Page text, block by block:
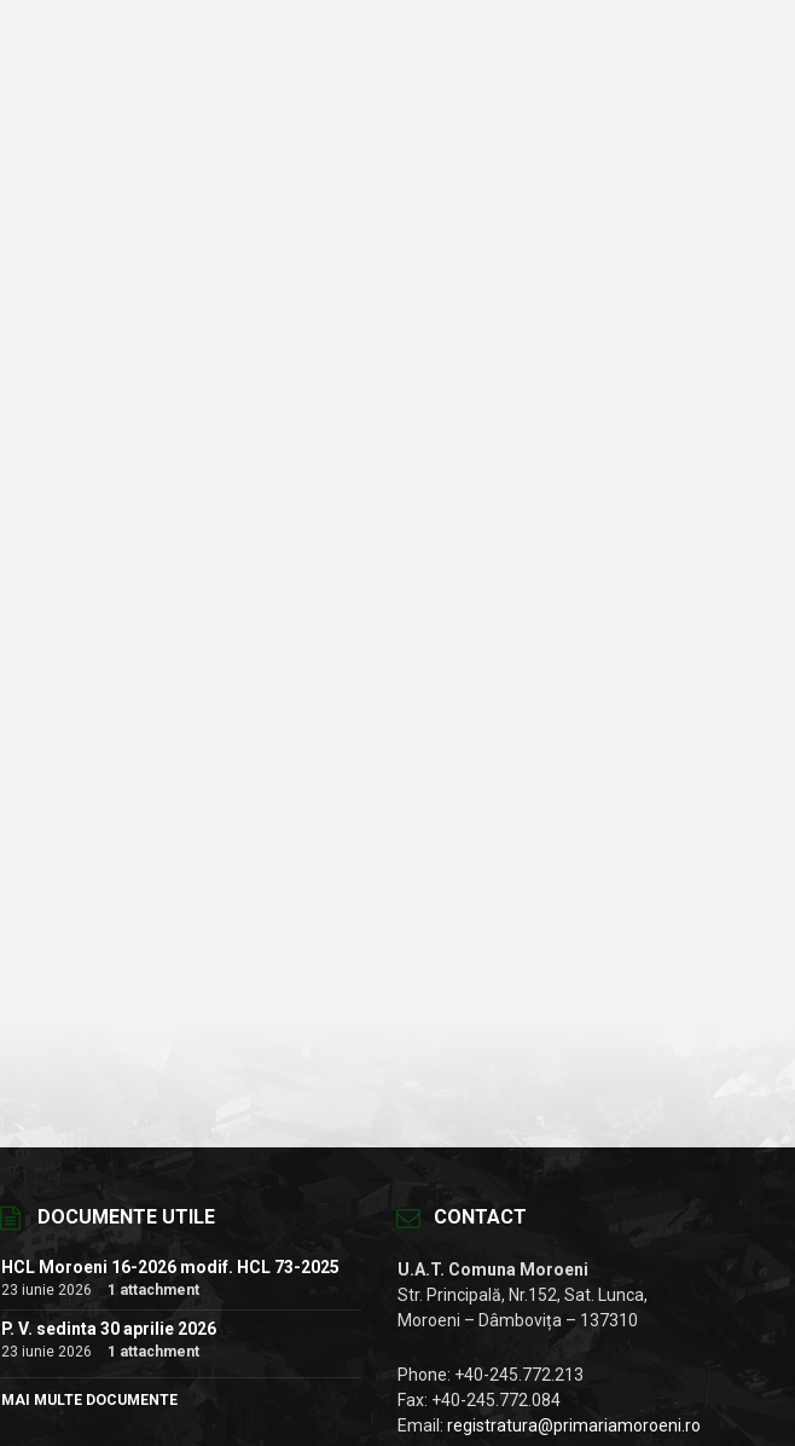
DOCUMENTE UTILE
HCL Moroeni 16-2026 modif. HCL 73-2025
23 iunie 2026 1 attachment
P. V. sedinta 30 aprilie 2026
23 iunie 2026 1 attachment
MAI MULTE DOCUMENTE
CONTACT
U.A.T. Comuna Moroeni
Str. Principală, Nr.152, Sat. Lunca,
Moroeni – Dâmbovița – 137310
Phone: +40-245.772.213
Fax: +40-245.772.084
Email:registratura@primariamoroeni.ro